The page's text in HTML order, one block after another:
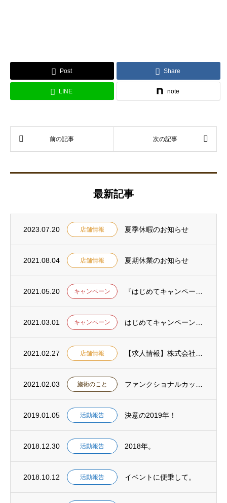
Post Share
LINE note
最新記事
2023.07.20 店舗情報 夏季休暇のお知らせ
2021.08.04 店舗情報 夏期休業のお知らせ
2021.05.20 キャンペーン
2021.03.01 キャンペーン
2021.02.27 店舗情報
2021.02.03 施術のこと
2019.01.05 活動報告 決意の2019年！
2018.12.30 活動報告 2018年。
2018.10.12 活動報告 イベントに便乗して。